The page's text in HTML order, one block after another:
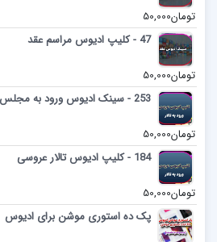
تومان50,000
47 - کلیپ ادیوس مراسم عقد
تومان50,000
253 - سینک ادیوس ورود به مجلس عروسی
تومان50,000
184 - کلیپ ادیوس تالار عروسی
تومان50,000
پک ده استوری موشن برای ادیوس